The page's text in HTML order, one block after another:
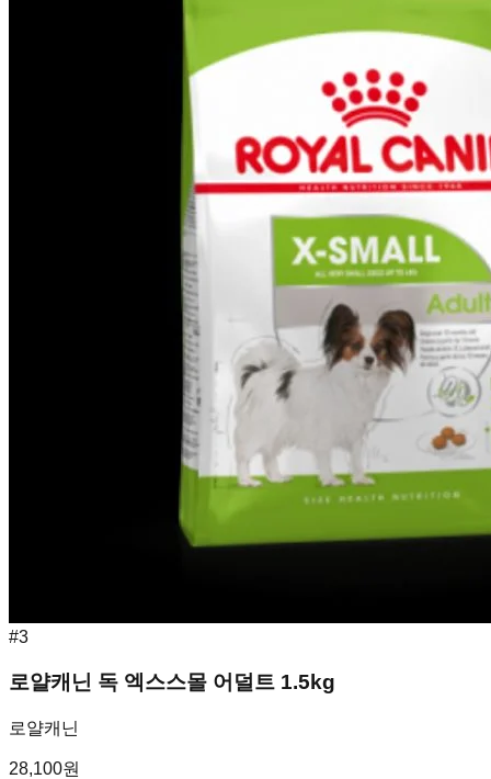
#3
로얄캐닌 독 엑스스몰 어덜트 1.5kg
로얄캐닌
28,100원